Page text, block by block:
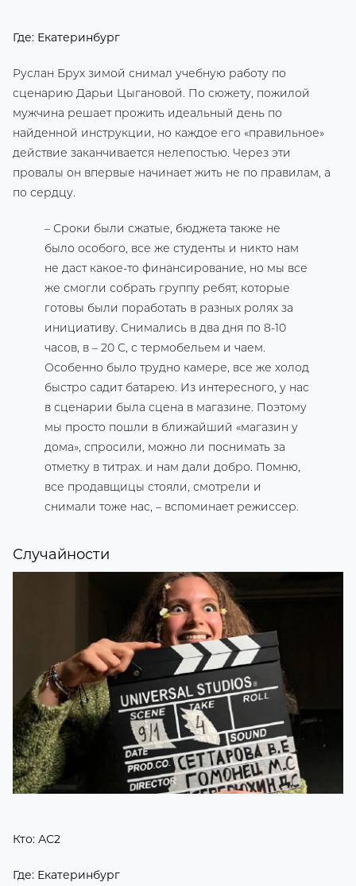
Где: Екатеринбург
Руслан Брух зимой снимал учебную работу по
сценарию Дарьи Цыгановой. По сюжету, пожилой
мужчина решает прожить идеальный день по
найденной инструкции, но каждое его «правильное»
действие заканчивается нелепостью. Через эти
провалы он впервые начинает жить не по правилам, а
по сердцу.
– Сроки были сжатые, бюджета также не
было особого, все же студенты и никто нам
не даст какое-то финансирование, но мы все
же смогли собрать группу ребят, которые
готовы были поработать в разных ролях за
инициативу. Снимались в два дня по 8-10
часов, в – 20 С, с термобельем и чаем.
Особенно было трудно камере, все же холод
быстро садит батарею. Из интересного, у нас
в сценарии была сцена в магазине. Поэтому
мы просто пошли в ближайший «магазин у
дома», спросили, можно ли поснимать за
отметку в титрах. и нам дали добро. Помню,
все продавщицы стояли, смотрели и
снимали тоже нас, – вспоминает режиссер.
Случайности
Кто: АС2
Где: Екатеринбург